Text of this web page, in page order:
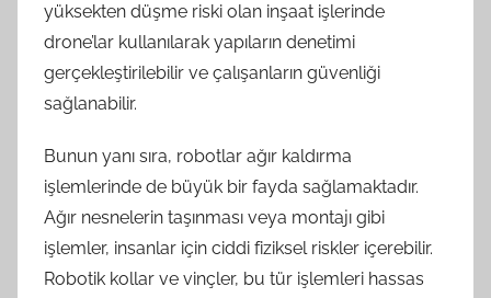
yüksekten düşme riski olan inşaat işlerinde
drone’lar kullanılarak yapıların denetimi
gerçekleştirilebilir ve çalışanların güvenliği
sağlanabilir.
Bunun yanı sıra, robotlar ağır kaldırma
işlemlerinde de büyük bir fayda sağlamaktadır.
Ağır nesnelerin taşınması veya montajı gibi
işlemler, insanlar için ciddi fiziksel riskler içerebilir.
Robotik kollar ve vinçler, bu tür işlemleri hassas